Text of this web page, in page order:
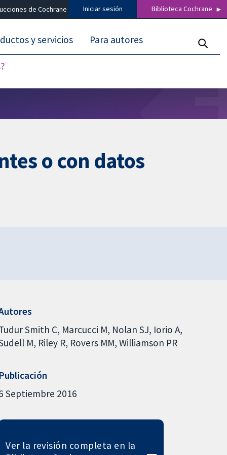
de Cochrane Iniciar sesión Biblioteca Cochrane
y servicios Para autores
o con datos
Smith C Marcucci M Nolan SJ Iorio A
M Riley R Rovers MM Williamson PR
Publicación
Septiembre 2016
Ver la revisión completa en la